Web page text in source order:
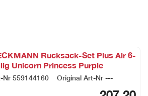
Rucksack-Set Plus Air 6-
Unicorn Princess Purple
Nr 559144160 Original Art-Nr ---